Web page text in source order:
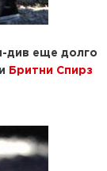
див еще долго
и
Бритни Спирз